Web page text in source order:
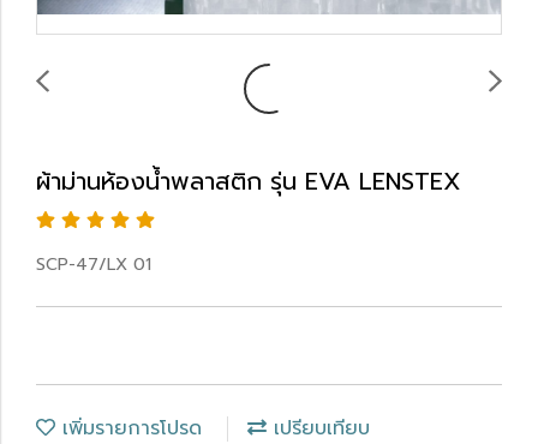
ผ้าม่านห้องน้ำพลาสติก รุ่น EVA LENSTEX
SCP-47/LX 01
เพิ่มรายการโปรด เปรียบเทียบ